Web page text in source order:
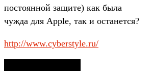
постоянной защите) как была
чужда для Apple, так и останется?
http://www.cyberstyle.ru/